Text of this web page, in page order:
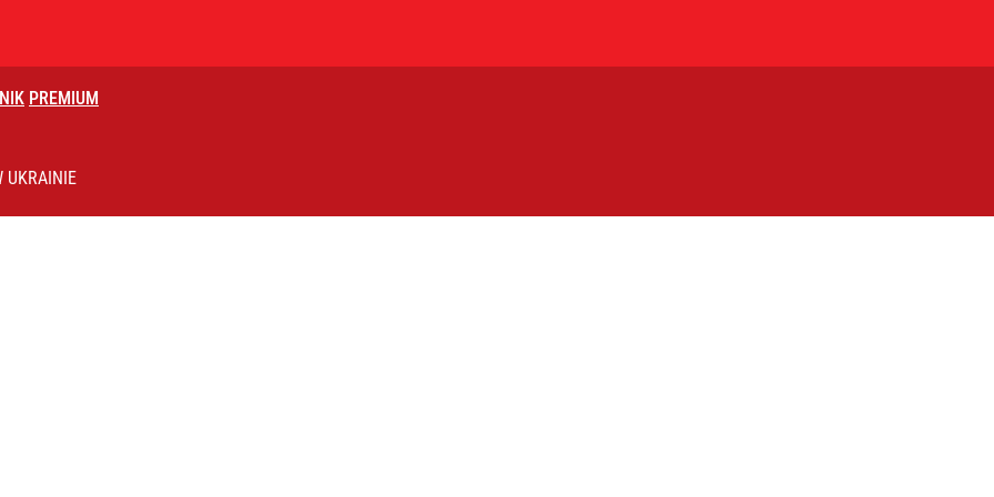
PREMIUM
Obajtka grozi po 25 lat więzienia
UKRAINIE